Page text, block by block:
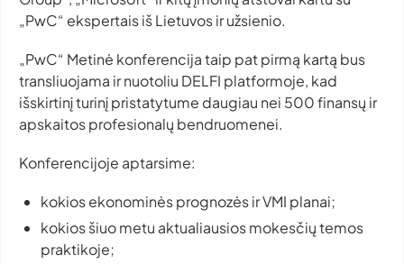
„PwC“ ekspertais iš Lietuvos ir užsienio.
„PwC“ Metinė konferencija taip pat pirmą kartą bus
transliuojama ir nuotoliu DELFI platformoje, kad
išskirtinį turinį pristatytume daugiau nei 500 finansų ir
apskaitos profesionalų bendruomenei.
Konferencijoje aptarsime:
kokios ekonominės prognozės ir VMI planai;
kokios šiuo metu aktualiausios mokesčių temos
praktikoje;